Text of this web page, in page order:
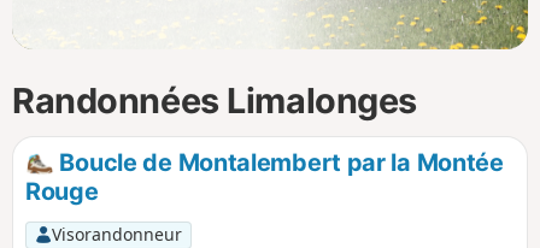
Randonnées Limalonges
Boucle de Montalembert par la Montée
Rouge
Visorandonneur